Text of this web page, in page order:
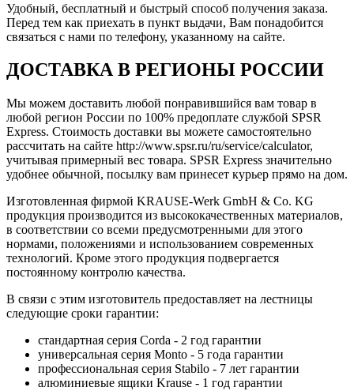
Удобный, бесплатный и быстрый способ получения заказа.
Перед тем как приехать в пункт выдачи, Вам понадобится
связаться с нами по телефону, указанному на сайте.
ДОСТАВКА В РЕГИОНЫ РОССИИ
Мы можем доставить любой понравившийся вам товар в
любой регион России по 100% предоплате службой SPSR
Express. Стоимость доставки вы можете самостоятельно
рассчитать на сайте http://www.spsr.ru/ru/service/calculator,
учитывая примерный вес товара. SPSR Express значительно
удобнее обычной, посылку вам принесет курьер прямо на дом.
Изготовленная фирмой KRAUSE-Werk GmbH & Со. KG
продукция производится из высококачественных материалов,
в соответствии со всеми предусмотренными для этого
нормами, положениями и использованием современных
технологий. Кроме этого продукция подвергается
постоянному контролю качества.
В связи с этим изготовитель предоставляет на лестницы
следующие сроки гарантии:
стандартная серия Corda - 2 год гарантии
универсальная серия Monto - 5 года гарантии
профессиональная серия Stabilo - 7 лет гарантии
алюминиевые ящики Krause - 1 год гарантии